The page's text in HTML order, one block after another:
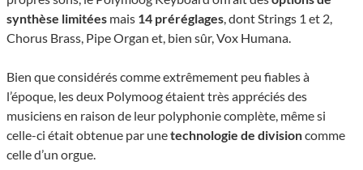
synthèse limitées mais 14 préréglages, dont Strings 1 et 2,
Chorus Brass, Pipe Organ et, bien sûr, Vox Humana.
Bien que considérés comme extrêmement peu fiables à
l’époque, les deux Polymoog étaient très appréciés des
musiciens en raison de leur polyphonie complète, même si
celle-ci était obtenue par unetechnologie de divisioncomme
celle d’un orgue.